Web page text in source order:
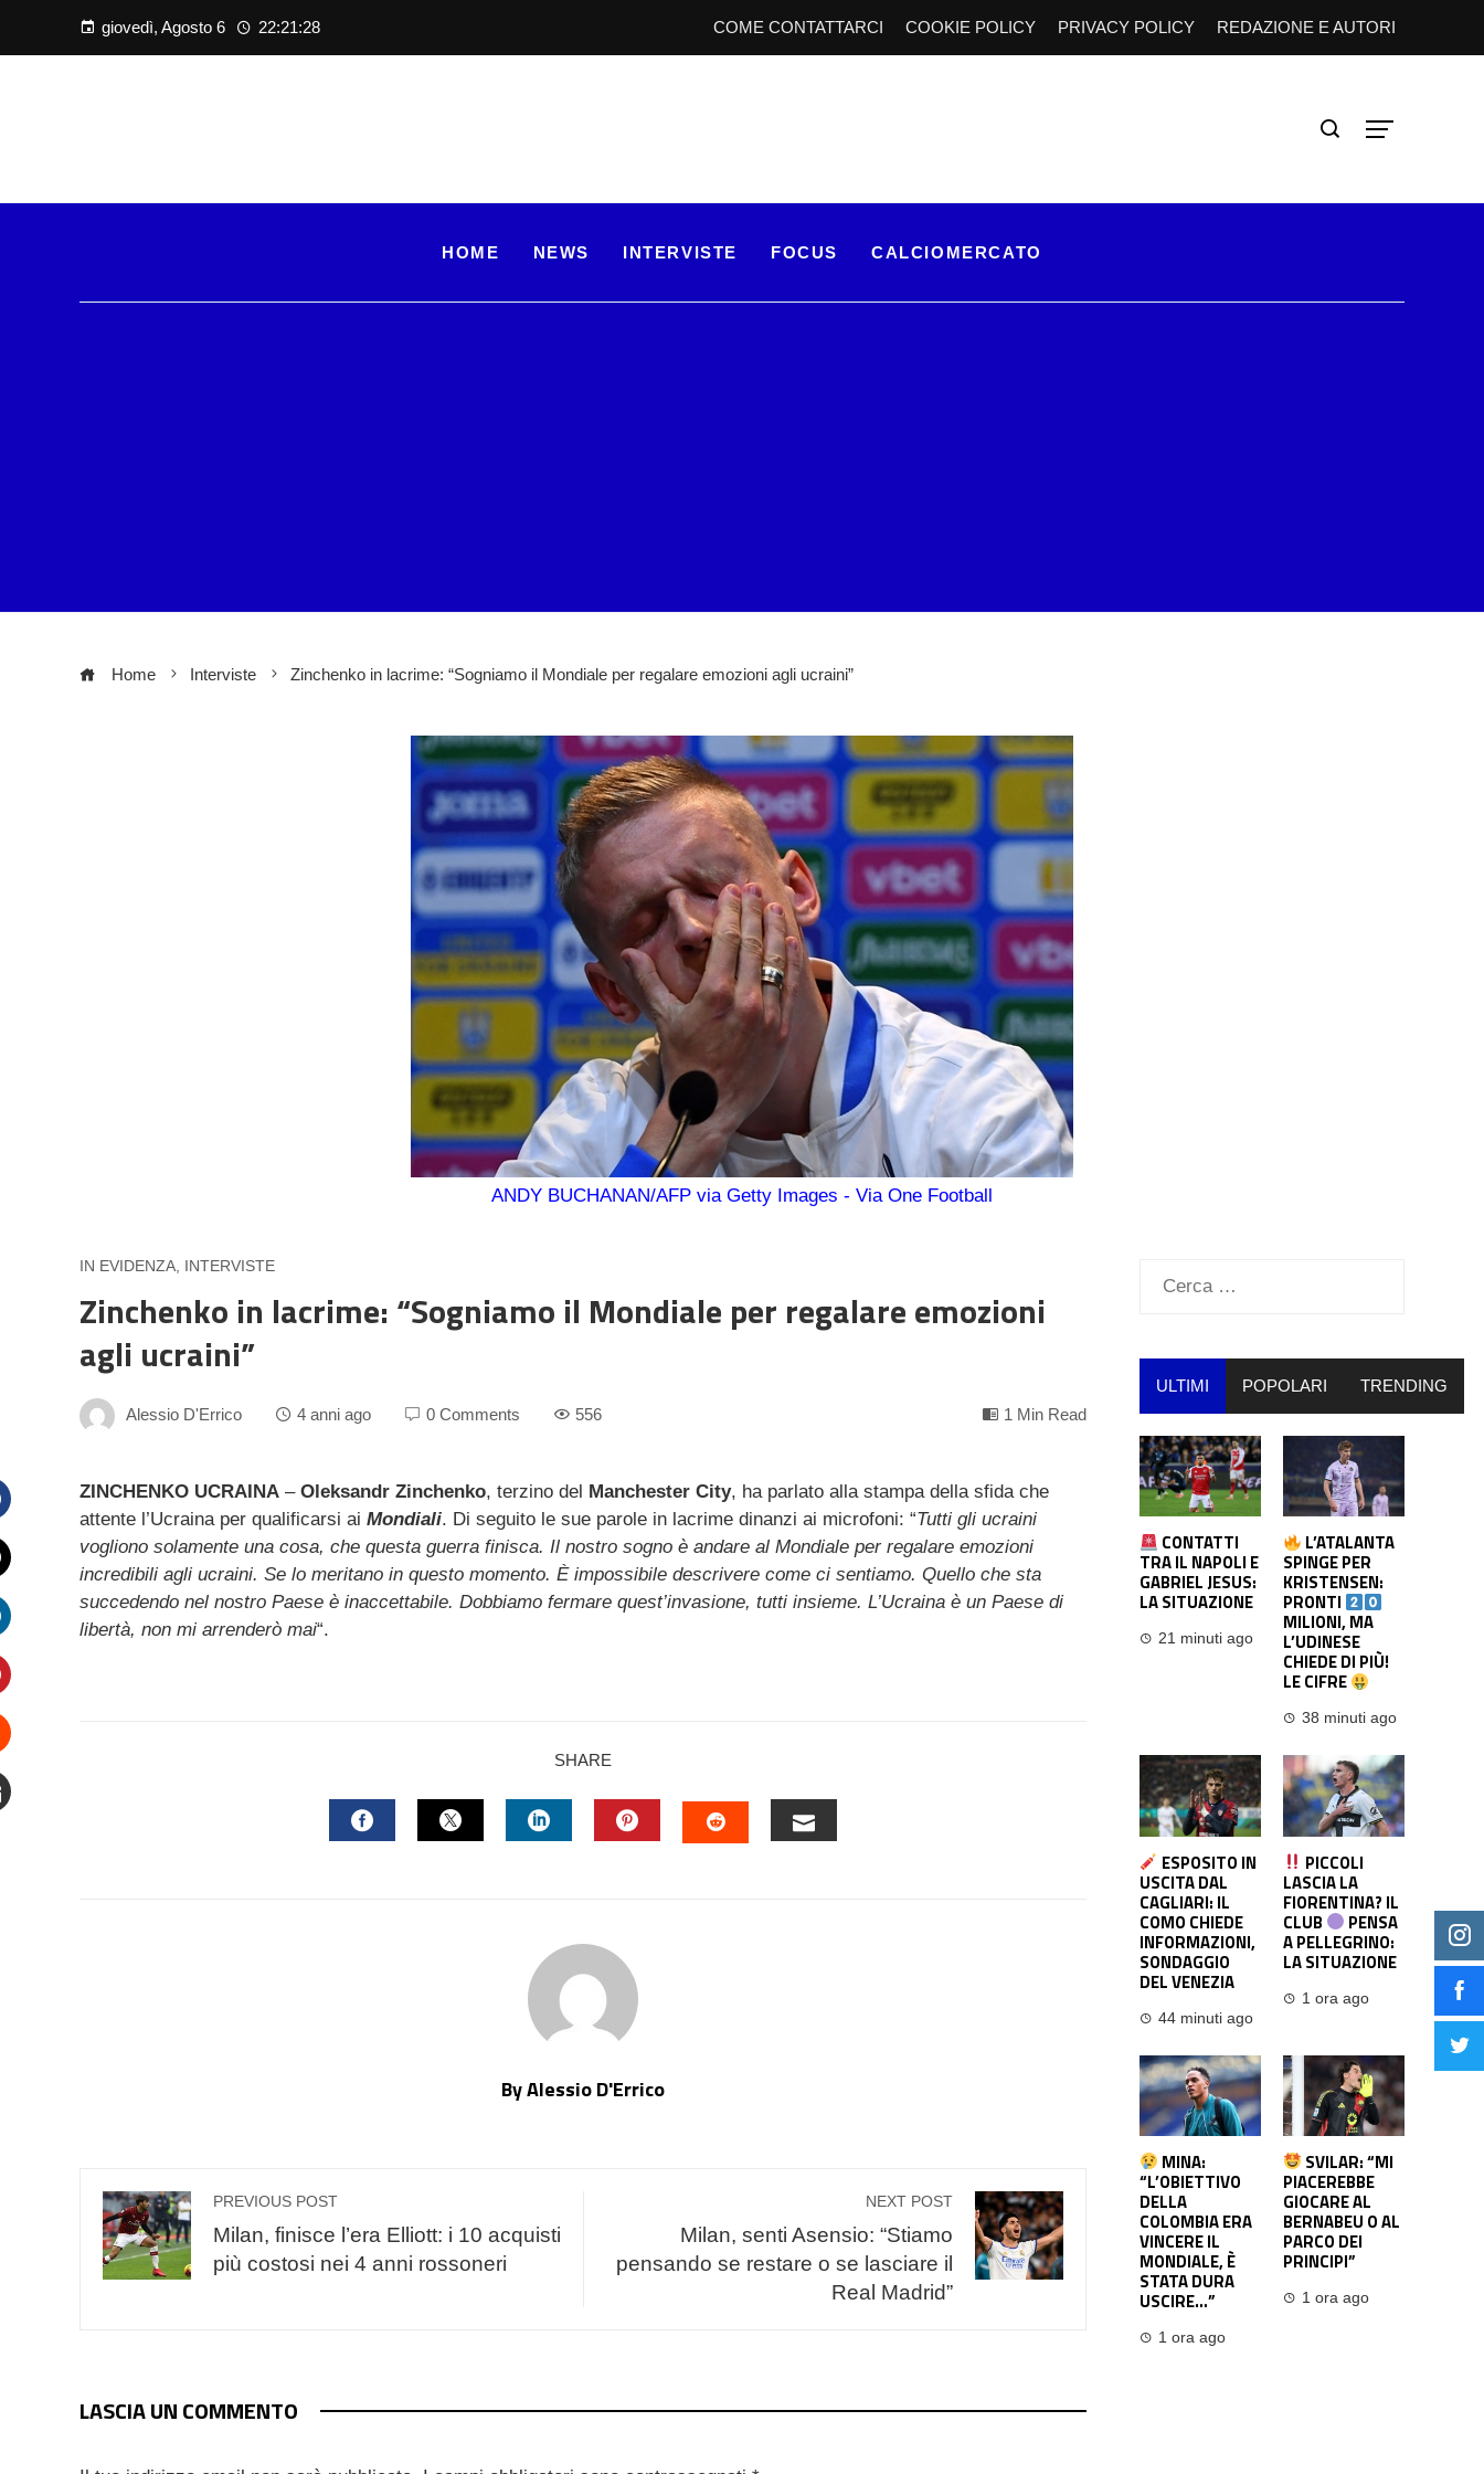
giovedì, Agosto 6 22:21:29 COME CONTATTARCI COOKIE POLICY PRIVACY POLICY REDAZIONE E AUTORI
HOME NEWS INTERVISTE FOCUS CALCIOMERCATO
Home Interviste Zinchenko in lacrime: “Sogniamo il Mondiale per regalare emozioni agli ucraini”
ANDY BUCHANAN/AFP via Getty Images - Via One Football
IN EVIDENZA, INTERVISTE
Zinchenko in lacrime: “Sogniamo il Mondiale per regalare emozioni
agli ucraini”
Alessio D'Errico 4 anni ago 0 Comments 556 1 Min Read
ZINCHENKO UCRAINA – Oleksandr Zinchenko, terzino del Manchester City, ha parlato alla stampa della sfida che
attente l’Ucraina per qualificarsi ai Mondiali. Di seguito le sue parole in lacrime dinanzi ai microfoni: “Tutti gli ucraini
vogliono solamente una cosa, che questa guerra finisca. Il nostro sogno è andare al Mondiale per regalare emozioni
incredibili agli ucraini. Se lo meritano in questo momento. È impossibile descrivere come ci sentiamo. Quello che sta
succedendo nel nostro Paese è inaccettabile. Dobbiamo fermare quest’invasione, tutti insieme. L’Ucraina è un Paese di
libertà, non mi arrenderò mai“.
SHARE
By Alessio D'Errico
PREVIOUS POST
Milan, finisce l’era Elliott: i 10 acquisti
più costosi nei 4 anni rossoneri
NEXT POST
Milan, senti Asensio: “Stiamo
pensando se restare o se lasciare il
Real Madrid”
LASCIA UN COMMENTO
Ricerca
ULTIMI POPOLARI TRENDING
CONTATTI
TRA IL NAPOLI E
GABRIEL JESUS:
LA SITUAZIONE
21 minuti ago
L’ATALANTA
SPINGE PER
KRISTENSEN:
PRONTI
MILIONI, MA
L’UDINESE
CHIEDE DI PIÙ!
LE CIFRE
38 minuti ago
ESPOSITO IN
USCITA DAL
CAGLIARI: IL
COMO CHIEDE
INFORMAZIONI,
SONDAGGIO
DEL VENEZIA
44 minuti ago
PICCOLI
LASCIA LA
FIORENTINA? IL
CLUB PENSA
A PELLEGRINO:
LA SITUAZIONE
1 ora ago
MINA:
“L’OBIETTIVO
DELLA
COLOMBIA ERA
VINCERE IL
MONDIALE, È
STATA DURA
USCIRE…”
1 ora ago
SVILAR: “MI
PIACEREBBE
GIOCARE AL
BERNABEU O AL
PARCO DEI
PRINCIPI”
1 ora ago